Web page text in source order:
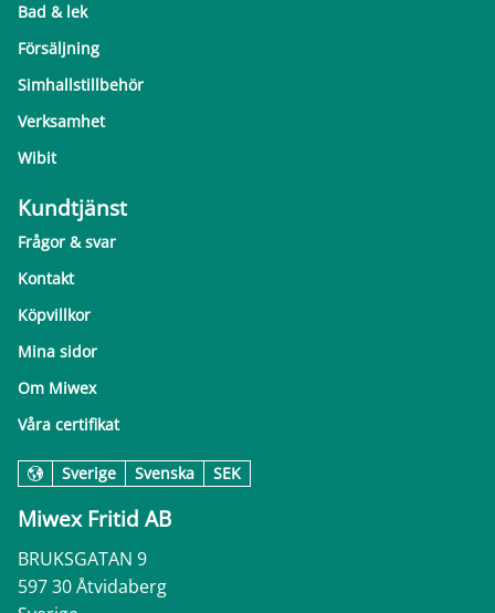
Bad & lek
Försäljning
Simhallstillbehör
Verksamhet
Wibit
Kundtjänst
Frågor & svar
Kontakt
Köpvillkor
Mina sidor
Om Miwex
Våra certifikat
Sverige Svenska SEK
Miwex Fritid AB
BRUKSGATAN 9
597 30 Åtvidaberg